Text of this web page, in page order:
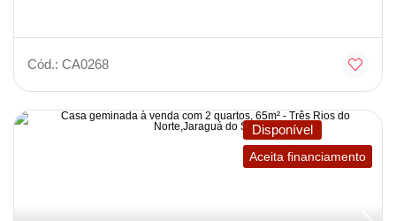
Cód.: CA0268
Disponível
Aceita financiamento